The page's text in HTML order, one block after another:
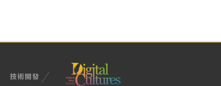
技術開發